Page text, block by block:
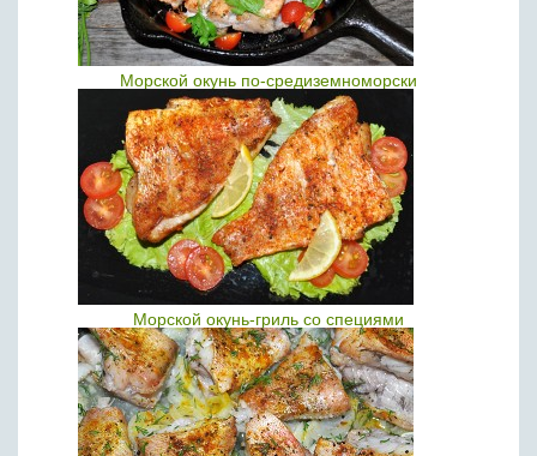
Морской окунь по-средиземноморски
Морской окунь-гриль со специями